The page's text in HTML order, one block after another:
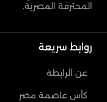
المحترفة المصرية.
روابط سريعة
عن الرابطة
كأس عاصمة مصر